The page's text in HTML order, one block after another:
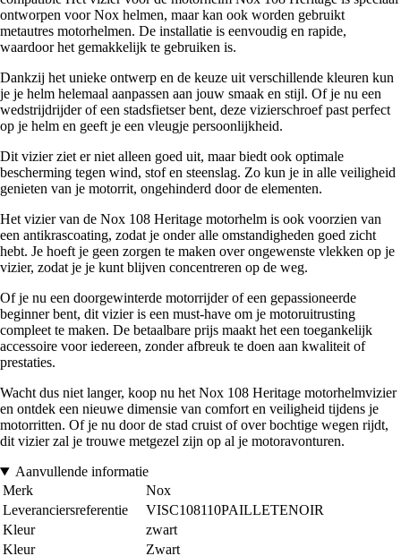
ontworpen voor Nox helmen, maar kan ook worden gebruikt
metautres motorhelmen. De installatie is eenvoudig en rapide,
waardoor het gemakkelijk te gebruiken is.
Dankzij het unieke ontwerp en de keuze uit verschillende kleuren kun
je je helm helemaal aanpassen aan jouw smaak en stijl. Of je nu een
wedstrijdrijder of een stadsfietser bent, deze vizierschroef past perfect
op je helm en geeft je een vleugje persoonlijkheid.
Dit vizier ziet er niet alleen goed uit, maar biedt ook optimale
bescherming tegen wind, stof en steenslag. Zo kun je in alle veiligheid
genieten van je motorrit, ongehinderd door de elementen.
Het vizier van de Nox 108 Heritage motorhelm is ook voorzien van
een antikrascoating, zodat je onder alle omstandigheden goed zicht
hebt. Je hoeft je geen zorgen te maken over ongewenste vlekken op je
vizier, zodat je je kunt blijven concentreren op de weg.
Of je nu een doorgewinterde motorrijder of een gepassioneerde
beginner bent, dit vizier is een must-have om je motoruitrusting
compleet te maken. De betaalbare prijs maakt het een toegankelijk
accessoire voor iedereen, zonder afbreuk te doen aan kwaliteit of
prestaties.
Wacht dus niet langer, koop nu het Nox 108 Heritage motorhelmvizier
en ontdek een nieuwe dimensie van comfort en veiligheid tijdens je
motorritten. Of je nu door de stad cruist of over bochtige wegen rijdt,
dit vizier zal je trouwe metgezel zijn op al je motoravonturen.
Aanvullende informatie
Merk
Nox
Leveranciersreferentie
VISC108110PAILLETENOIR
Kleur
zwart
Kleur
Zwart